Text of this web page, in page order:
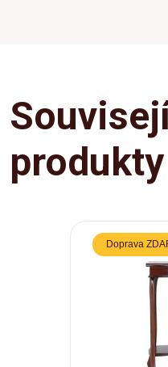
produkty
Doprava